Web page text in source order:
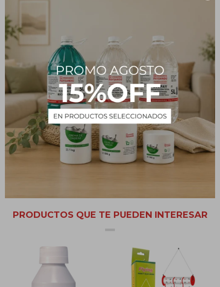
Estado
Descripción
METAZÓN AGRITEC es un molusquicida fabricado especialmente
para controlar babosas y caracoles. Su formulación en gránulos lo
hace fácilmente aplicable. El contendido de dichos gránulos,
cebo atrayente y metaldehído, atrae a las babosas y caracoles
favoreciendo su ingestión y control. Contiene Bitrex, agente
amargante, para prevenir el consumo de niños y mascotas.
PRODUCTOS QUE TE PUEDEN INTERESAR